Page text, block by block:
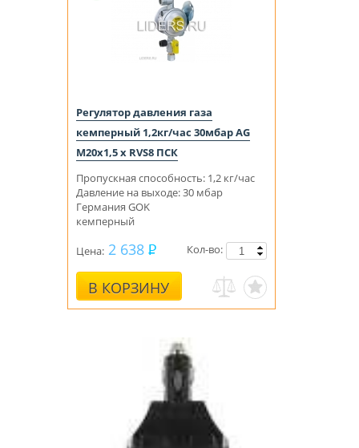
Регулятор давления газа
кемперный 1,2кг/час 30мбар AG
M20x1,5 x RVS8 ПСК
Пропускная способность: 1,2 кг/час
Давление на выходе: 30 мбар
Германия GOK
кемперный
Цена: 2 638
В КОРЗИНУ
Кол-во: